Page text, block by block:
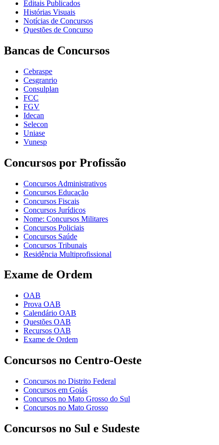
Editais Publicados
Histórias Visuais
Notícias de Concursos
Questões de Concurso
Bancas de Concursos
Cebraspe
Cesgranrio
Consulplan
FCC
FGV
Idecan
Selecon
Uniase
Vunesp
Concursos por Profissão
Concursos Administrativos
Concursos Educação
Concursos Fiscais
Concursos Jurídicos
Nome: Concursos Militares
Concursos Policiais
Concursos Saúde
Concursos Tribunais
Residência Multiprofissional
Exame de Ordem
OAB
Prova OAB
Calendário OAB
Questões OAB
Recursos OAB
Exame de Ordem
Concursos no Centro-Oeste
Concursos no Distrito Federal
Concursos em Goiás
Concursos no Mato Grosso do Sul
Concursos no Mato Grosso
Concursos no Sul e Sudeste